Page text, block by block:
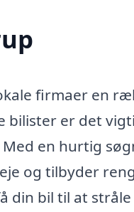
firmaer en
bilister er det
en hurtig
og tilbyder
din bil til at